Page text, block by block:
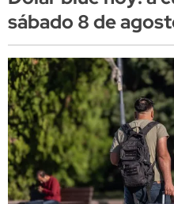
sábado 8 de